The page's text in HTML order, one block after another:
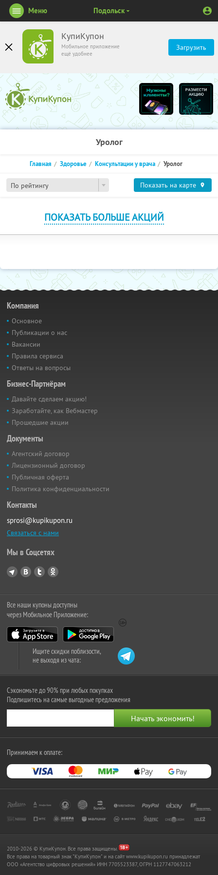
КупиКупон
Мобильное приложение
ещё удобнее
Загрузить
Меню Подольск
Уролог
По рейтингу
Главная Здоровье Консультации у врача Уролог
Показать на карте
ПОКАЗАТЬ БОЛЬШЕ АКЦИЙ
Компания
Основное
Публикации о нас
Вакансии
Правила сервиса
Ответы на вопросы
Бизнес-Партнёрам
Давайте сделаем акцию!
Заработайте, как Вебмастер
Прошедшие акции
Документы
Агентский договор
Лицензионный договор
Публичная оферта
Политика конфиденциальности
Контакты
sprosi@kupikupon.ru
Связаться с нами
Мы в Соцсетях
Все наши купоны доступны
через Мобильное Приложение:
Ищите скидки поблизости,
не выходя из чата:
Сэкономьте до 90% при любых покупках
Подпишитесь на самые выгодные предложения
Принимаем к оплате:
2010-2026 © КупиКупон. Все права защищены.
Все права на товарный знак "КупиКупон" и на сайт www.kupikupon.ru принадлежат
OOO «Агентство цифровых решений» ИНН 7705523387, ОГРН 1127747063212